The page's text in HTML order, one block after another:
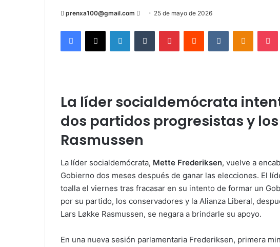
prenxa100@gmail.com
Send
email
25 de mayo de 2026
Facebook
X LinkedInTumblr PinterestReddit VKontakte
La líder socialdemócrata
dos partidos progresistas y
Rasmussen
La líder socialdemócrata, Mette Frederiksen, vuelve a
Gobierno dos meses después de ganar las elecciones. El
toalla el viernes tras fracasar en su intento de formar un
por su partido, los conservadores y la Alianza Liberal,
Lars Løkke Rasmussen, se negara a brindarle su apoyo.
En una nueva sesión parlamentaria Frederiksen, primera